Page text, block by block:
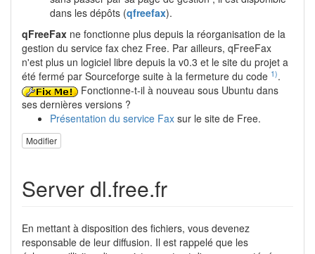
dans les dépôts (qfreefax).
qFreeFax ne fonctionne plus depuis la réorganisation de la
gestion du service fax chez Free. Par ailleurs, qFreeFax
n'est plus un logiciel libre depuis la v0.3 et le site du projet a
été fermé par Sourceforge suite à la fermeture du code 1).
Fonctionne-t-il à nouveau sous Ubuntu dans
ses dernières versions ?
Présentation du service Fax sur le site de Free.
Modifier
Server dl.free.fr
En mettant à disposition des fichiers, vous devenez
responsable de leur diffusion. Il est rappelé que les